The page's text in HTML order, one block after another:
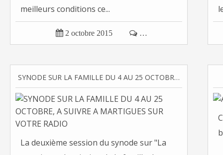
meilleurs conditions ce...
 2 octobre 2015  …
SYNODE SUR LA FAMILLE DU 4 AU 25 OCTOBRE, A SUIVRE A MARTIGUES SUR VOTRE RADIO
La deuxième session du synode sur "La